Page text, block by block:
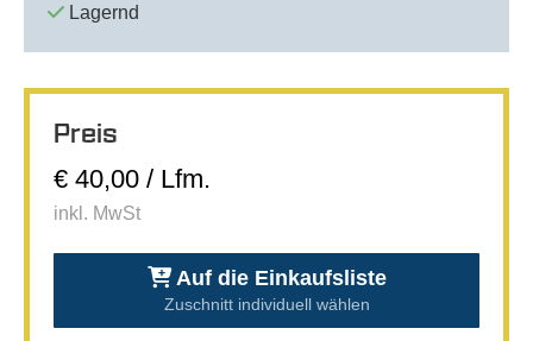
Lagernd
Preis
€ 40,00 / Lfm.
inkl. MwSt
Auf die Einkaufsliste
Zuschnitt individuell wählen